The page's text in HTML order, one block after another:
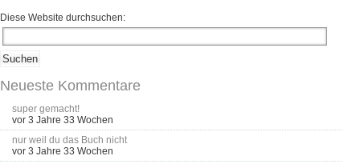
Diese Website durchsuchen:
Neueste Kommentare
super gemacht!
vor 3 Jahre 33 Wochen
nur weil du das Buch nicht
vor 3 Jahre 33 Wochen